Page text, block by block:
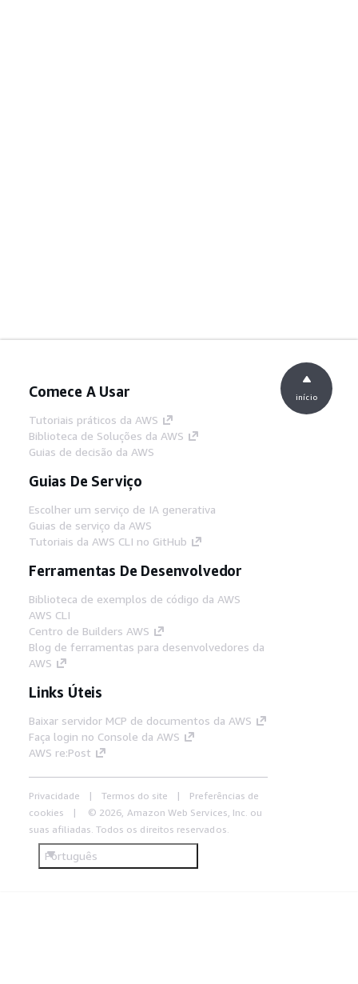
Comece A Usar
Tutoriais práticos da AWS
Biblioteca de Soluções da AWS
Guias de decisão da AWS
Guias De Serviço
Escolher um serviço de IA generativa
Guias de serviço da AWS
Tutoriais da AWS CLI no GitHub
Ferramentas De Desenvolvedor
Biblioteca de exemplos de código da AWS
AWS CLI
Centro de Builders AWS
Blog de ferramentas para desenvolvedores da
AWS
Links Úteis
Baixar servidor MCP de documentos da AWS
Faça login no Console da AWS
AWS re:Post
Privacidade Termos do site
Preferências de
cookies
© 2026, Amazon Web Services, Inc. ou
suas afiliadas. Todos os direitos reservados.
Português
início